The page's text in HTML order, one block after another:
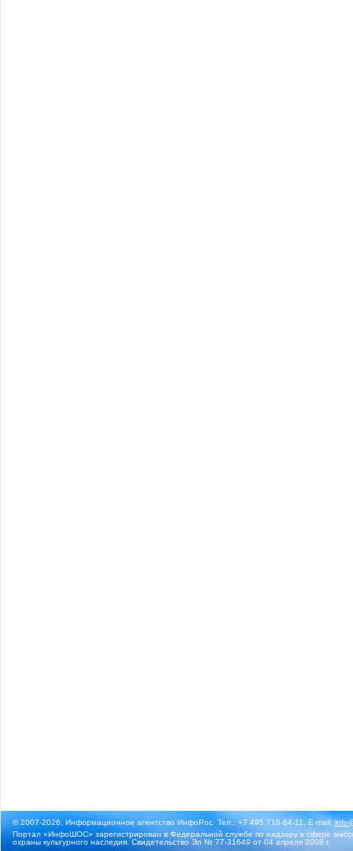
© 2007-2026, Информационное агентство ИнфоРос. Тел.: +7 495 718-84-11, E-mail:
Портал «ИнфоШОС» зарегистрирован в Федеральной службе по надзору в сфере
охраны культурного наследия. Свидетельство Эл № 77-31649 от 04 апреля 2008 г.